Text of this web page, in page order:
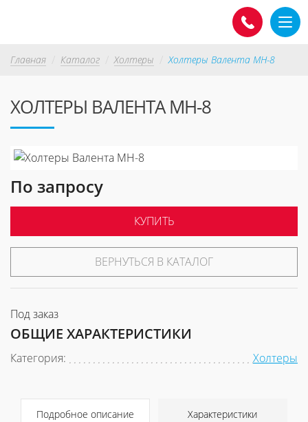
Главная Каталог Холтеры Холтеры Валента МН-8
ХОЛТЕРЫ ВАЛЕНТА МН-8
По запросу
КУПИТЬ
ВЕРНУТЬСЯ В КАТАЛОГ
Под заказ
ОБЩИЕ ХАРАКТЕРИСТИКИ
Категория: Холтеры
Подробное описание Характеристики